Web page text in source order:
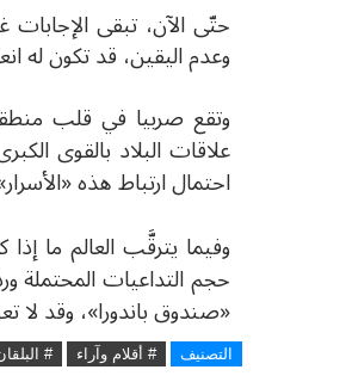
حتّى الآن، تبقى
وعدم اليقين، قد تكون له
وتقع صربيا في قلب
علاقات البلاد بالقوى
احتمال ارتباط هذه
وفيما يترقَّب العالم ما
حجم التداعيات
«صندوق باندورا»، وقد لا
التصنيف # أقلام وآراء #